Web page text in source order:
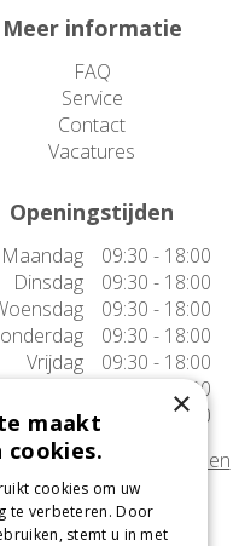
Meer informatie
FAQ
Service
Contact
Vacatures
Openingstijden
Maandag
09:30 - 18:00
Dinsdag
09:30 - 18:00
09:30 - 18:00
09:30 - 18:00
Vrijdag
09:30 - 18:00
Zaterdag
09:30 - 17:00
Zondag
10:00 - 17:00
openingstijden tonen
Onze locatie
×
maakt
cookies.
cookies om uw
te verbeteren. Door
stemt u in met